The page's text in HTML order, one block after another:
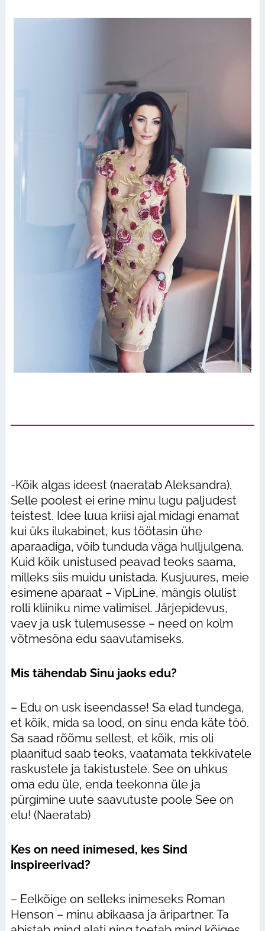
-Kõik algas ideest (naeratab Aleksandra).
Selle poolest ei erine minu lugu paljudest
teistest. Idee luua kriisi ajal midagi enamat
kui üks ilukabinet, kus töötasin ühe
aparaadiga, võib tunduda väga hulljulgena.
Kuid kõik unistused peavad teoks saama,
milleks siis muidu unistada. Kusjuures, meie
esimene aparaat – VipLine, mängis olulist
rolli kliiniku nime valimisel. Järjepidevus,
vaev ja usk tulemusesse – need on kolm
võtmesõna edu saavutamiseks.
Mis tähendab Sinu jaoks edu?
– Edu on usk iseendasse! Sa elad tundega,
et kõik, mida sa lood, on sinu enda käte töö.
Sa saad rõõmu sellest, et kõik, mis oli
plaanitud saab teoks, vaatamata tekkivatele
raskustele ja takistustele. See on uhkus
oma edu üle, enda teekonna üle ja
pürgimine uute saavutuste poole See on
elu! (Naeratab)
Kes on need inimesed, kes Sind
inspireerivad?
– Eelkõige on selleks inimeseks Roman
Henson – minu abikaasa ja äripartner. Ta